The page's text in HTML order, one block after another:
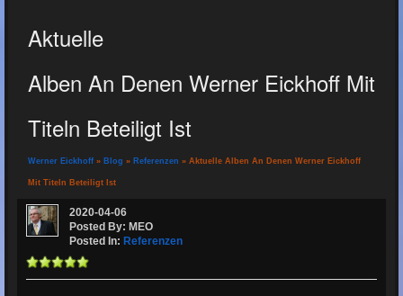
Aktuelle
Alben An Denen Werner Eickhoff Mit
Titeln Beteiligt Ist
Werner Eickhoff » Blog » Referenzen » Aktuelle Alben An Denen Werner Eickhoff
Mit Titeln Beteiligt Ist
2020-04-06
Posted By: MEO
Posted In: Referenzen